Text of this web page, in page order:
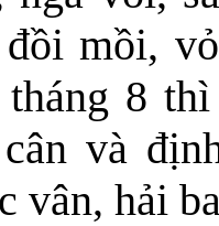
mồi,
8
và
vân, hải